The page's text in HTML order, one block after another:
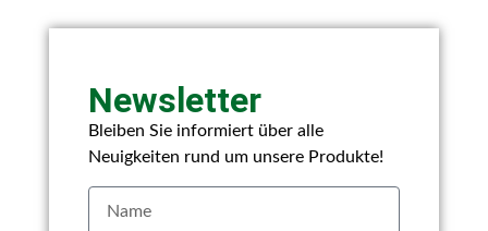
Newsletter
Bleiben Sie informiert über alle
Neuigkeiten rund um unsere Produkte!